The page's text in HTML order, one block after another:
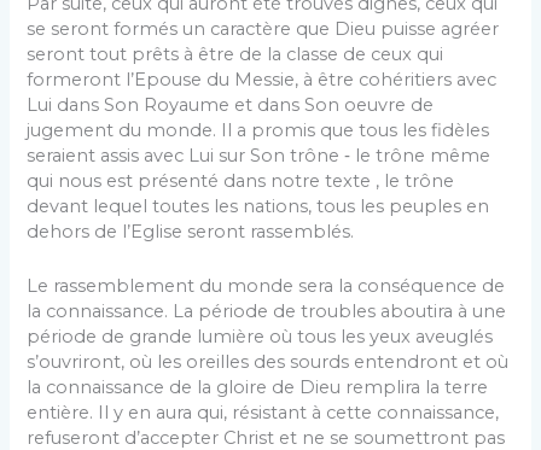
se seront formés un caractère que Dieu puisse agréer
seront tout prêts à être de la classe de ceux qui
formeront l’Epouse du Messie, à être cohéritiers avec
Lui dans Son Royaume et dans Son oeuvre de
jugement du monde. Il a promis que tous les fidèles
seraient assis avec Lui sur Son trône ‑ le trône même
qui nous est présenté dans notre texte , le trône
devant lequel toutes les nations, tous les peuples en
dehors de l’Eglise seront rassemblés.
Le rassemblement du monde sera la conséquence de
la connaissance. La période de troubles aboutira à une
période de grande lumière où tous les yeux aveuglés
s’ouvriront, où les oreilles des sourds entendront et où
la connaissance de la gloire de Dieu remplira la terre
entière. Il y en aura qui, résistant à cette connaissance,
refuseront d’accepter Christ et ne se soumettront pas